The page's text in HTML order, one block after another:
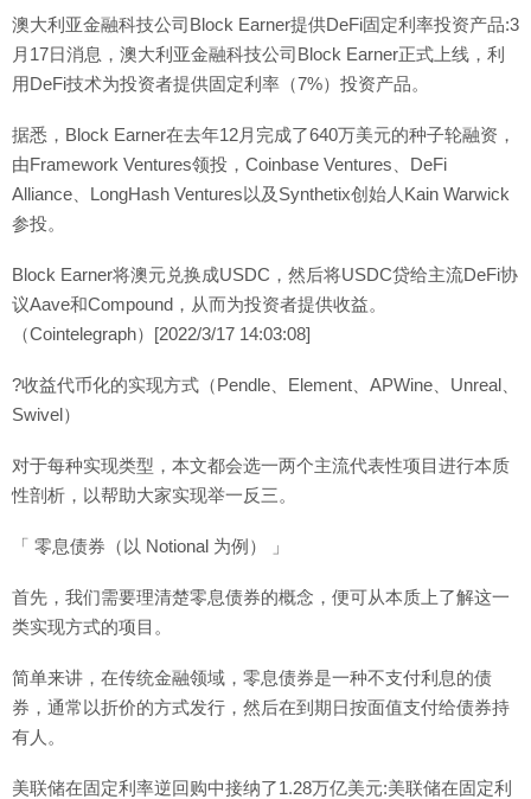
澳大利亚金融科技公司Block Earner提供DeFi固定利率投资产品:3
月17日消息，澳大利亚金融科技公司Block Earner正式上线，利
用DeFi技术为投资者提供固定利率（7%）投资产品。
据悉，Block Earner在去年12月完成了640万美元的种子轮融资，
由Framework Ventures领投，Coinbase Ventures、DeFi
Alliance、LongHash Ventures以及Synthetix创始人Kain Warwick
参投。
Block Earner将澳元兑换成USDC，然后将USDC贷给主流DeFi协
议Aave和Compound，从而为投资者提供收益。
（Cointelegraph）[2022/3/17 14:03:08]
?收益代币化的实现方式（Pendle、Element、APWine、Unreal、
Swivel）
对于每种实现类型，本文都会选一两个主流代表性项目进行本质
性剖析，以帮助大家实现举一反三。
「 零息债券（以 Notional 为例） 」
首先，我们需要理清楚零息债券的概念，便可从本质上了解这一
类实现方式的项目。
简单来讲，在传统金融领域，零息债券是一种不支付利息的债
券，通常以折价的方式发行，然后在到期日按面值支付给债券持
有人。
美联储在固定利率逆回购中接纳了1.28万亿美元:美联储在固定利